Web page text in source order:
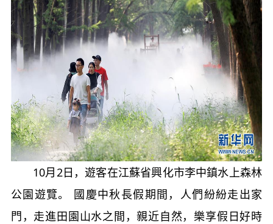
10月2日，遊客在江蘇省興化市李中鎮水上森林
公園遊覽。 國慶中秋長假期間，人們紛紛走出家
門，走進田園山水之間，親近自然，樂享假日好時